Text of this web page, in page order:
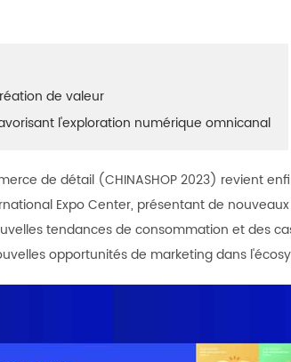
de valeur
l'exploration numérique omnicanal
de détail (CHINASHOP 2023) revient
Expo Center, présentant de
tendances de consommation et des
opportunités de marketing dans